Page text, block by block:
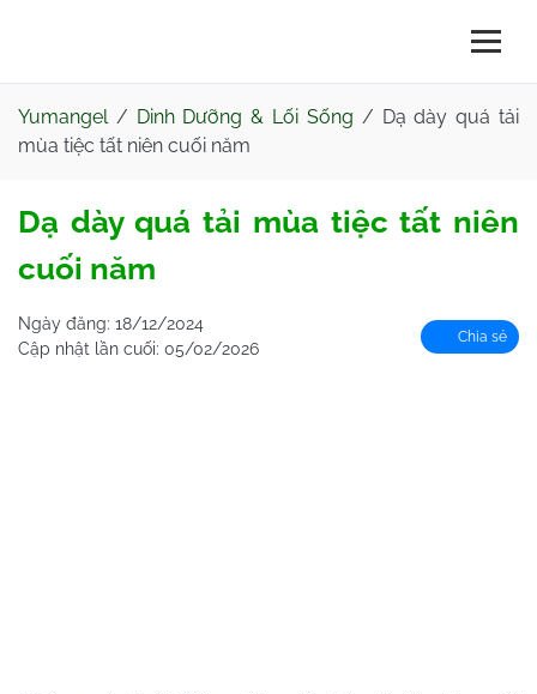
Yumangel/ Dinh Dưỡng & Lối Sống / Dạ dày quá tải
mùa tiệc tất niên cuối năm
Dạ dày quá tải mùa tiệc tất niên
cuối năm
Ngày đăng: 18/12/2024
Cập nhật lần cuối: 05/02/2026
Chia sẻ